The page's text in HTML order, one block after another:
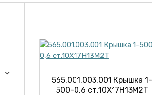
565.001.003.001 Крышка 1-
500-0,6 ст.10Х17Н13М2Т